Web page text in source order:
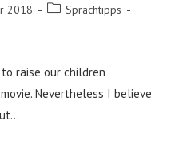
2018
PostSprachtipps
raise our children
Nevertheless I believe